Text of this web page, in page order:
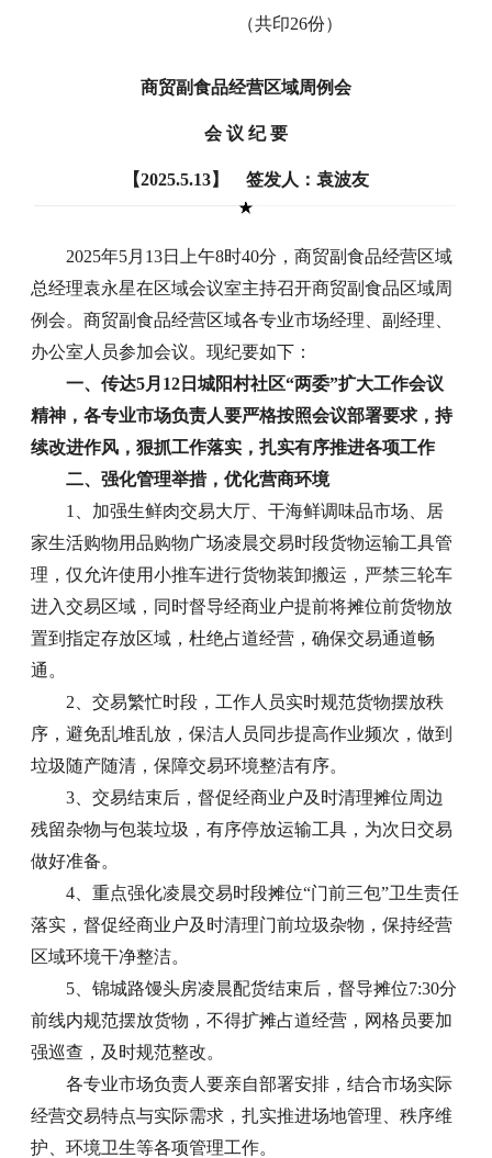
（共印26份）
商贸副食品经营区域周例会
会 议 纪 要
【2025.5.13】 签发人：袁波友
2025年5月13日上午8时40分，商贸副食品经营区域
总经理袁永星在区域会议室主持召开商贸副食品区域周
例会。商贸副食品经营区域各专业市场经理、副经理、
办公室人员参加会议。现纪要如下：
一、传达5月12日城阳村社区“两委”扩大工作会议
精神，各专业市场负责人要严格按照会议部署要求，持
续改进作风，狠抓工作落实，扎实有序推进各项工作
二、强化管理举措，优化营商环境
1、加强生鲜肉交易大厅、干海鲜调味品市场、居
家生活购物用品购物广场凌晨交易时段货物运输工具管
理，仅允许使用小推车进行货物装卸搬运，严禁三轮车
进入交易区域，同时督导经商业户提前将摊位前货物放
置到指定存放区域，杜绝占道经营，确保交易通道畅
通。
2、交易繁忙时段，工作人员实时规范货物摆放秩
序，避免乱堆乱放，保洁人员同步提高作业频次，做到
垃圾随产随清，保障交易环境整洁有序。
3、交易结束后，督促经商业户及时清理摊位周边
残留杂物与包装垃圾，有序停放运输工具，为次日交易
做好准备。
4、重点强化凌晨交易时段摊位“门前三包”卫生责任
落实，督促经商业户及时清理门前垃圾杂物，保持经营
区域环境干净整洁。
5、锦城路馒头房凌晨配货结束后，督导摊位7:30分
前线内规范摆放货物，不得扩摊占道经营，网格员要加
强巡查，及时规范整改。
各专业市场负责人要亲自部署安排，结合市场实际
经营交易特点与实际需求，扎实推进场地管理、秩序维
护、环境卫生等各项管理工作。